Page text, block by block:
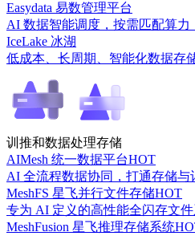
Easydata 易数管理平台
AI 数据智能调度，按需匹配算力
IceLake 冰湖
低成本、长周期、智能化数据存
训推和数据处理存储
AIMesh 统一数据平台HOT
AI 全流程数据协同，打通存储与
MeshFS 星飞并行文件存储HOT
专为 AI 定义的高性能全闪存文
MeshFusion 星飞推理存储系统